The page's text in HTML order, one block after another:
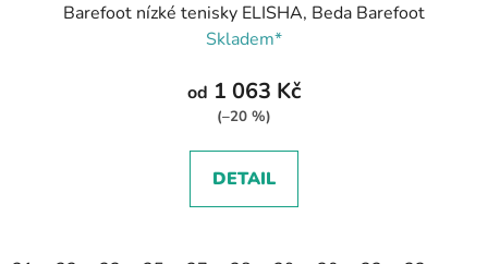
Barefoot nízké tenisky ELISHA, Beda Barefoot
Skladem*
od 1 063 Kč
(–20 %)
DETAIL